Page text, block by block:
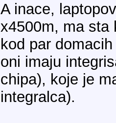
A inace,
x4500m, ma sta
kod par
oni imaju
chipa), koje je
integralca).